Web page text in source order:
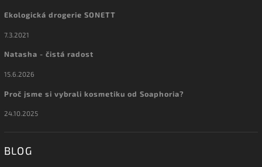
Ekologická drogerie SONETT
7.3.2021
Natasha - čistá radost
15.6.2026
Proč jsme si vybrali kosmetiku od Soaphoria?
24.10.2025
BLOG